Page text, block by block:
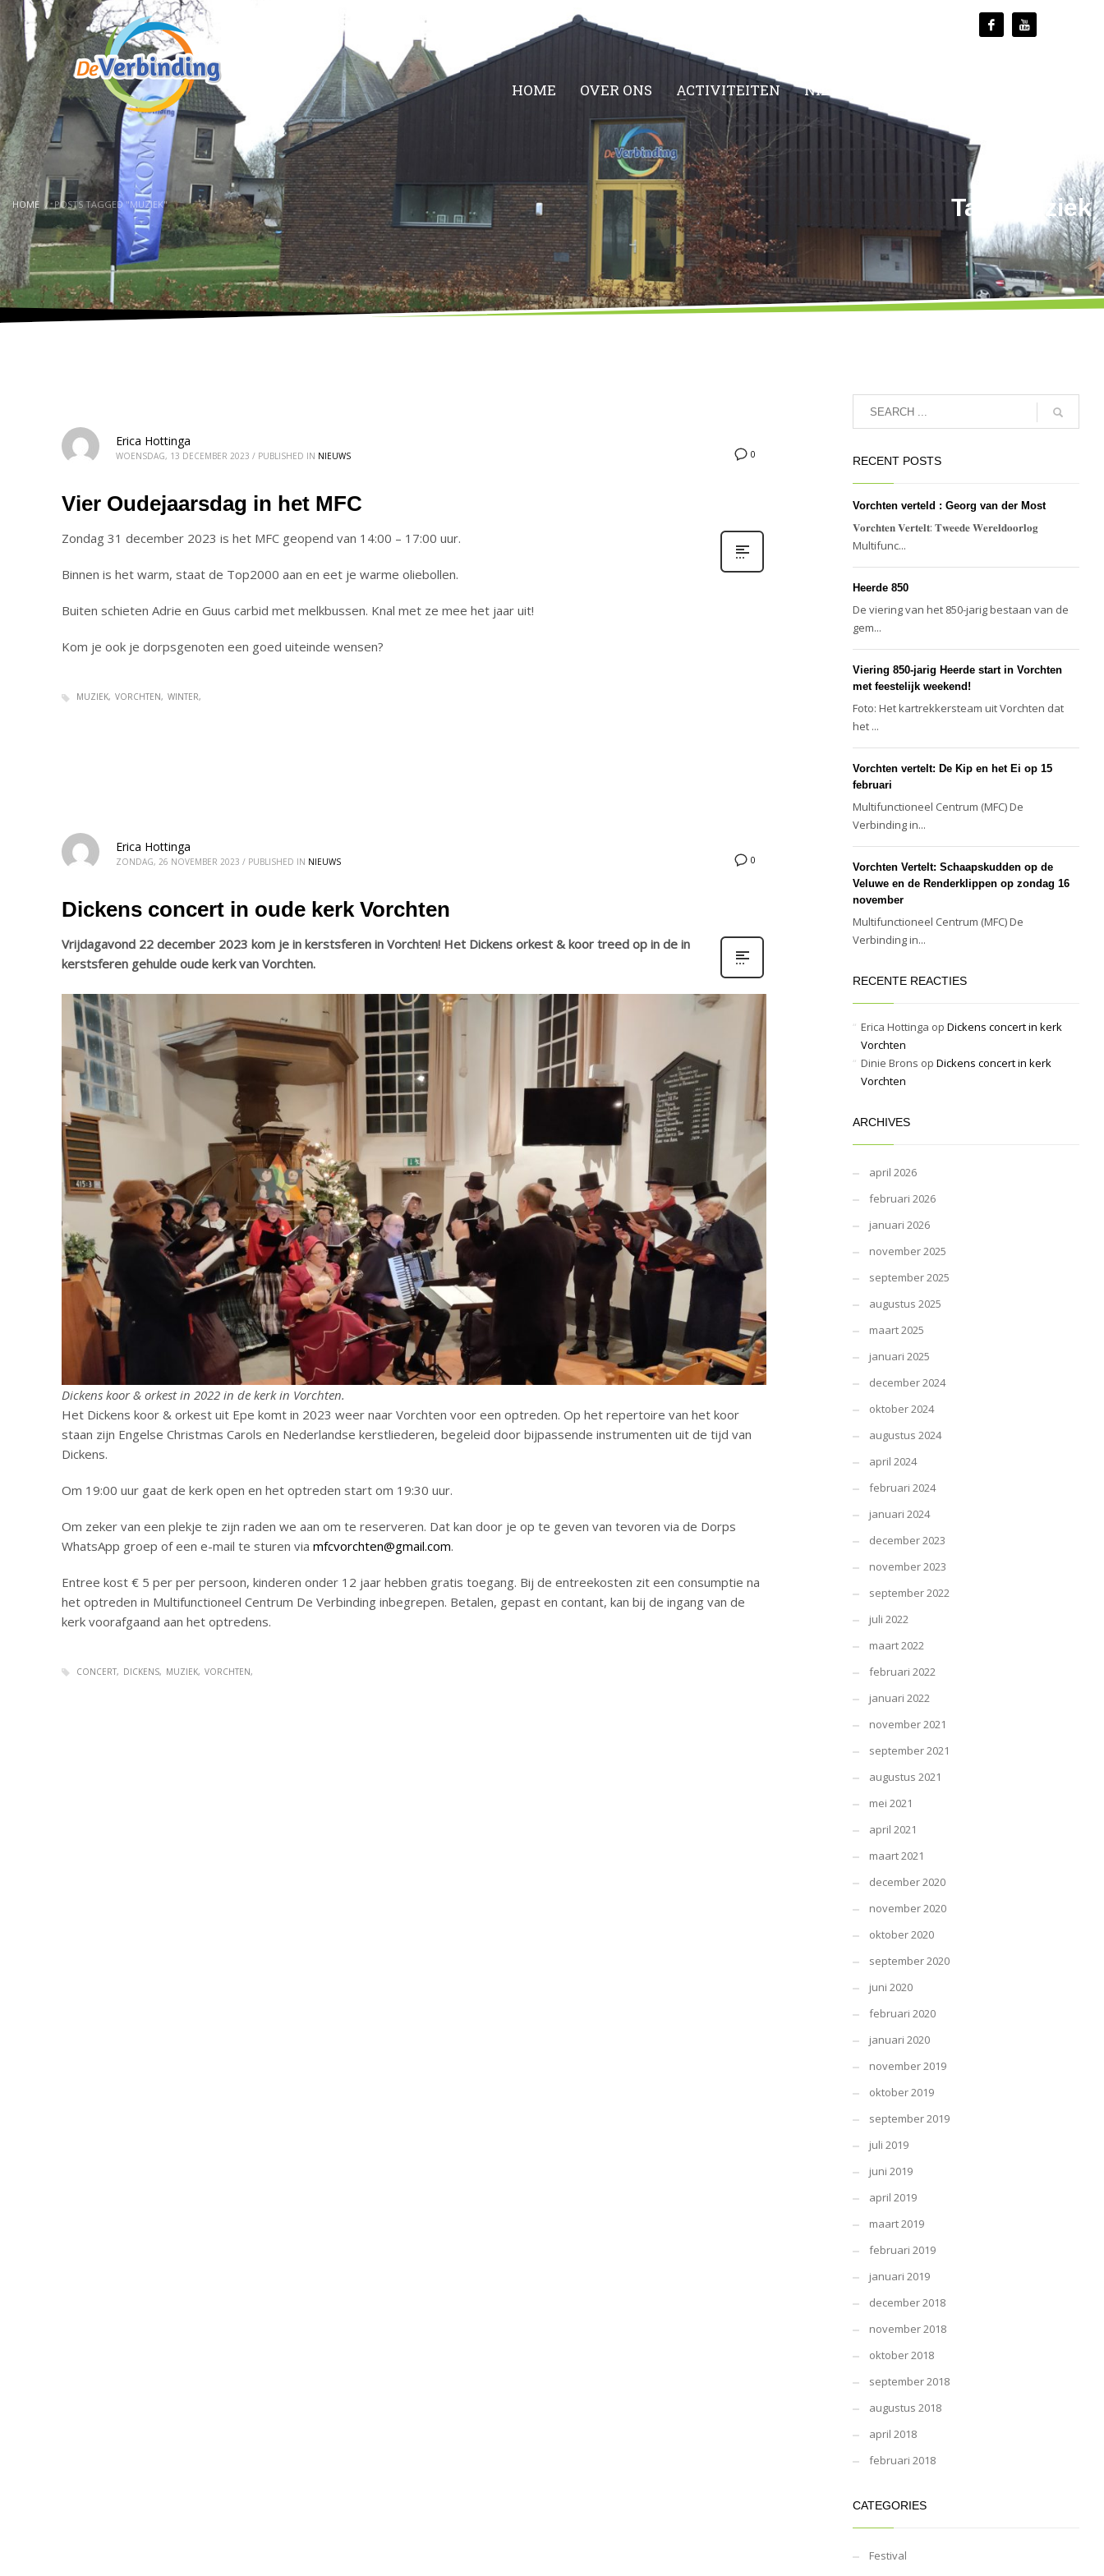
HOME OVER ONS ACTIVITEITEN NIEUWS
HOME POSTS TAGGED "MUZIEK" Tag: muziek
0
Erica Hottinga
WOENSDAG, 13 DECEMBER 2023 / PUBLISHED IN NIEUWS
Vier Oudejaarsdag in het MFC
Zondag 31 december 2023 is het MFC geopend van 14:00 – 17:00 uur.
Binnen is het warm, staat de Top2000 aan en eet je warme oliebollen.
Buiten schieten Adrie en Guus carbid met melkbussen. Knal met ze mee het jaar uit!
Kom je ook je dorpsgenoten een goed uiteinde wensen?
MUZIEK VORCHTEN WINTER
0
Erica Hottinga
ZONDAG, 26 NOVEMBER 2023 / PUBLISHED IN NIEUWS
Dickens concert in oude kerk Vorchten
Vrijdagavond 22 december 2023 kom je in kerstsferen in Vorchten! Het Dickens orkest & koor treed op in de in
kerstsferen gehulde oude kerk van Vorchten.
Dickens koor & orkest in 2022 in de kerk in Vorchten.
Het Dickens koor & orkest uit Epe komt in 2023 weer naar Vorchten voor een optreden. Op het repertoire van het koor
staan zijn Engelse Christmas Carols en Nederlandse kerstliederen, begeleid door bijpassende instrumenten uit de tijd van
Dickens.
Om 19:00 uur gaat de kerk open en het optreden start om 19:30 uur.
Om zeker van een plekje te zijn raden we aan om te reserveren. Dat kan door je op te geven van tevoren via de Dorps
WhatsApp groep of een e-mail te sturen via mfcvorchten@gmail.com.
Entree kost € 5 per per persoon, kinderen onder 12 jaar hebben gratis toegang. Bij de entreekosten zit een consumptie na
het optreden in Multifunctioneel Centrum De Verbinding inbegrepen. Betalen, gepast en contant, kan bij de ingang van de
kerk voorafgaand aan het optredens.
CONCERT DICKENS MUZIEK VORCHTEN
RECENT POSTS
Vorchten verteld : Georg van der Most
𝐕𝐨𝐫𝐜𝐡𝐭𝐞𝐧 𝐕𝐞𝐫𝐭𝐞𝐥𝐭: 𝐓𝐰𝐞𝐞𝐝𝐞 𝐖𝐞𝐫𝐞𝐥𝐝𝐨𝐨𝐫𝐥𝐨𝐠
Multifunc...
Heerde 850
De viering van het 850-jarig bestaan van de
gem...
Viering 850-jarig Heerde start in Vorchten
met feestelijk weekend!
Foto: Het kartrekkersteam uit Vorchten dat
het ...
Vorchten vertelt: De Kip en het Ei op 15
februari
Multifunctioneel Centrum (MFC) De
Verbinding in...
Vorchten Vertelt: Schaapskudden op de
Veluwe en de Renderklippen op zondag 16
november
Multifunctioneel Centrum (MFC) De
Verbinding in...
RECENTE REACTIES
Erica Hottinga op Dickens concert in kerk
Vorchten
Dinie Brons op Dickens concert in kerk
Vorchten
ARCHIVES
april 2026
februari 2026
januari 2026
november 2025
september 2025
augustus 2025
maart 2025
januari 2025
december 2024
oktober 2024
augustus 2024
april 2024
februari 2024
januari 2024
december 2023
november 2023
september 2022
juli 2022
maart 2022
februari 2022
januari 2022
november 2021
september 2021
augustus 2021
mei 2021
april 2021
maart 2021
december 2020
november 2020
oktober 2020
september 2020
juni 2020
februari 2020
januari 2020
november 2019
oktober 2019
september 2019
juli 2019
juni 2019
april 2019
maart 2019
februari 2019
januari 2019
december 2018
november 2018
oktober 2018
september 2018
augustus 2018
april 2018
februari 2018
CATEGORIES
Festival